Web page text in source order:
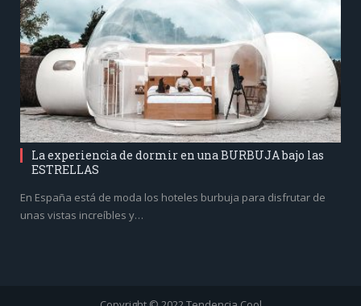
La experiencia de dormir en una BURBUJA bajo las
ESTRELLAS
En España está de moda los hoteles burbuja para disfrutar de
unas vistas increíbles y…